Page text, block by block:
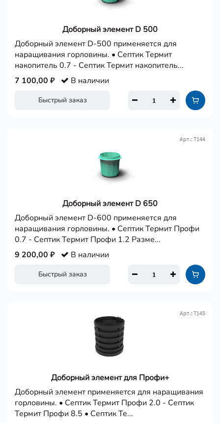
Доборный элемент D 500
Доборный элемент D-500 применяется для
наращивания горловины. • Септик Термит
накопитель 0.7 - Септик Термит накопитель...
Быстрый заказ
7 100,00 ₽ В наличии
Доборный элемент D 650
Арт.: Т144
Доборный элемент D-600 применяется для
наращивания горловины. • Септик Термит Профи
0.7 - Септик Термит Профи 1.2 Разме...
Быстрый заказ
9 200,00 ₽ В наличии
Доборный элемент для Профи+
Арт.: Т145
Доборный элемент применяется для наращивания
горловины. • Септик Термит Профи 2.0 - Септик
Термит Профи 8.5 • Септик Те...